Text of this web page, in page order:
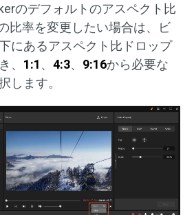
のデフォルトのアスペクト比
比率を変更したい場合は、ビ
にあるアスペクト比ドロップ
、 1:1 、 4:3、 9:16から必要な
します。